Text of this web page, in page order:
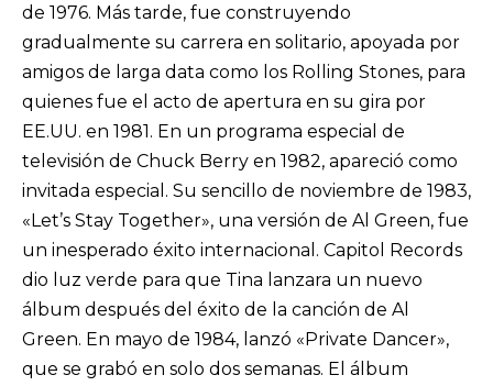
de 1976. Más tarde, fue construyendo
gradualmente su carrera en solitario, apoyada por
amigos de larga data como los Rolling Stones, para
quienes fue el acto de apertura en su gira por
EE.UU. en 1981. En un programa especial de
televisión de Chuck Berry en 1982, apareció como
invitada especial. Su sencillo de noviembre de 1983,
«Let’s Stay Together», una versión de Al Green, fue
un inesperado éxito internacional. Capitol Records
dio luz verde para que Tina lanzara un nuevo
álbum después del éxito de la canción de Al
Green. En mayo de 1984, lanzó «Private Dancer»,
que se grabó en solo dos semanas. El álbum